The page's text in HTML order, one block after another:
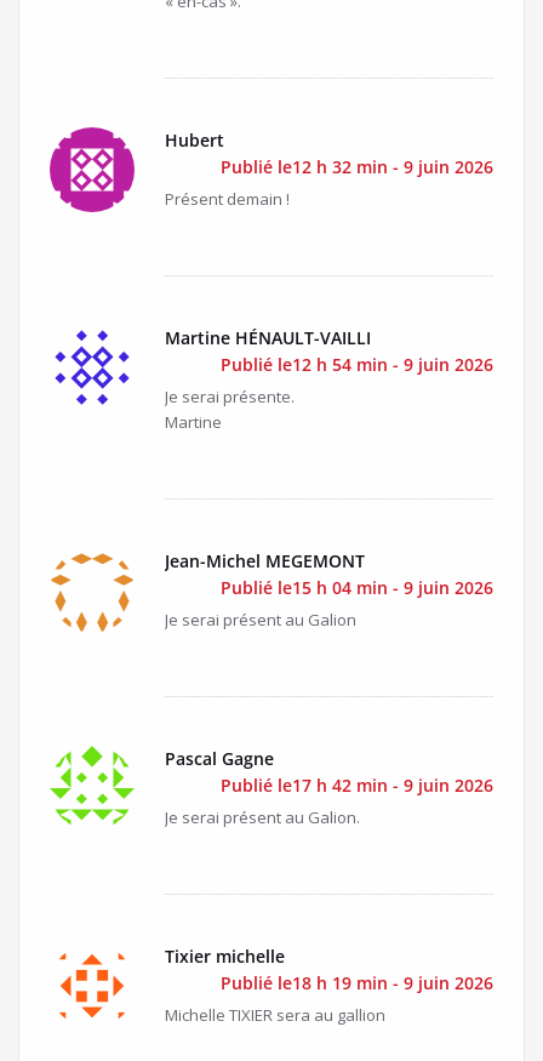
Hubert
Publié le12 h 32 min - 9 juin 2026
Présent demain !
Martine HÉNAULT-VAILLI
Publié le12 h 54 min - 9 juin 2026
Je serai présente.
Martine
Jean-Michel MEGEMONT
Publié le15 h 04 min - 9 juin 2026
Je serai présent au Galion
Pascal Gagne
Publié le17 h 42 min - 9 juin 2026
Je serai présent au Galion.
Tixier michelle
Publié le18 h 19 min - 9 juin 2026
Michelle TIXIER sera au gallion